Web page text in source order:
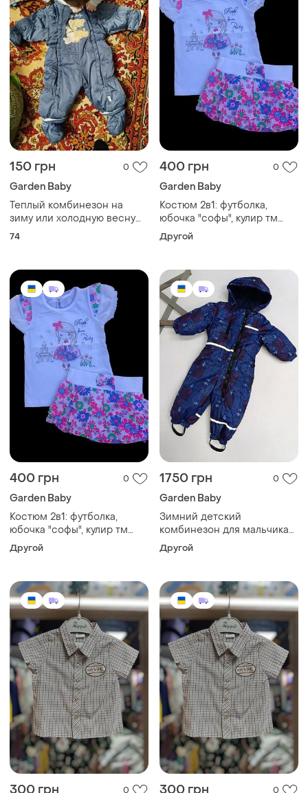
150 грн 0
Garden Baby
Теплый комбинезон на
зиму или холодную весну
74р
74
400 грн 0
Garden Baby
Костюм 2в1: футболка,
юбочка "софы", кулир тм
"garden baby"
Другой
400 грн 0
Garden Baby
Костюм 2в1: футболка,
юбочка "софы", кулир тм
"garden baby" 80 см
Другой
1750 грн 0
Garden Baby
Зимний детский
комбинезон для мальчика
80 см garden baby
Другой
0 0